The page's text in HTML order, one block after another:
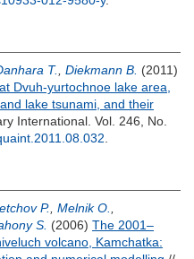
T. Diekmann B. (2011)
Dvuh-yurtochnoe lake area,
lake tsunami, and their
International. Vol. 246, No.
P. Melnik O.
S. (2006) The 2001–
volcano, Kamchatka: